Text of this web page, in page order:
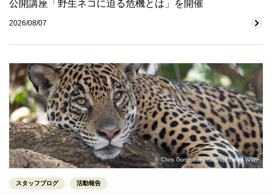
公開講座「野生ネコに迫る危機とは」を開催
2026/08/07
© Chris Gomersall / naturepl.com / WWF
スタッフブログ 活動報告